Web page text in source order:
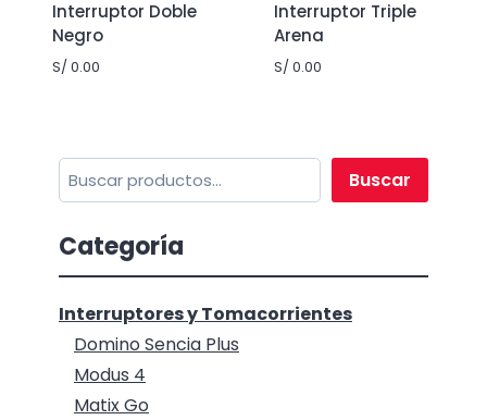
Interruptor Doble
Negro
S/ 0.00
Interruptor Triple
Arena
S/ 0.00
Buscar Buscar
Categoría
Interruptores y Tomacorrientes
Domino Sencia Plus
Modus 4
Matix Go